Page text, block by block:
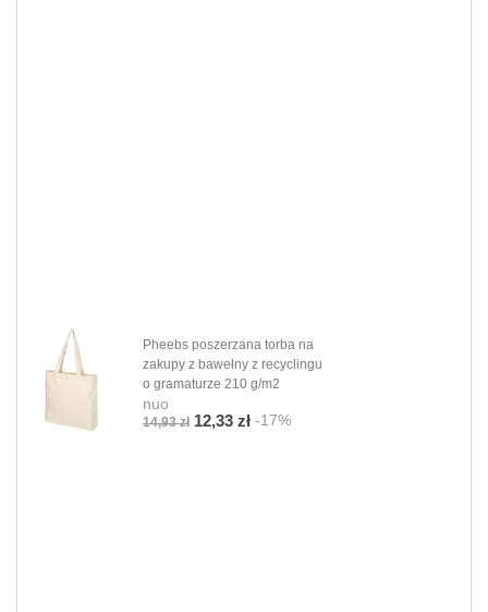
Pheebs poszerzana torba na
zakupy z bawełny z recyclingu
o gramaturze 210 g/m2
nuo
14,93 zł 12,33 zł -17%